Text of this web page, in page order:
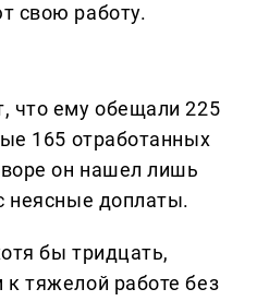
свою работу.
что ему обещали 225
165 отработанных
он нашел лишь
неясные доплаты.
бы тридцать,
тяжелой работе без